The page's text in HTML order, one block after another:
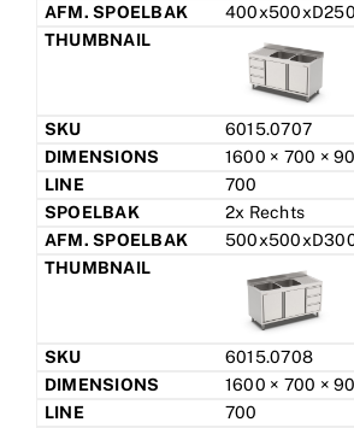
6015.0707
1600 × 700 ×
700
2x Rechts
6015.0708
1600 × 700 ×
700